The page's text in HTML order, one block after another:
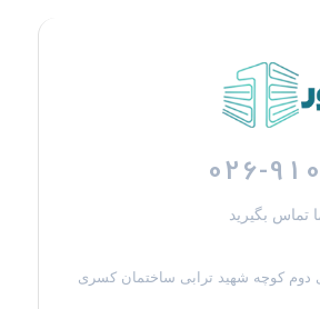
بگیرید
کوچه شهید ترابی ساختمان کسری